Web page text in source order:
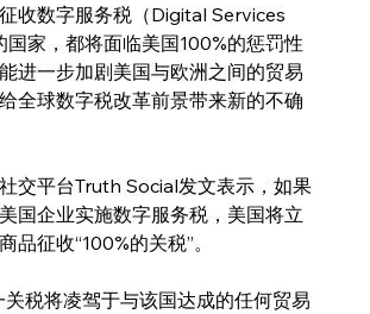
收数字服务税（Digital Services
国家，都将面临美国100%的惩罚性
进一步加剧美国与欧洲之间的贸易
全球数字税改革前景带来新的不确
交平台Truth Social发文表示，如果
国企业实施数字服务税，美国将立
品征收“100%的关税”。
关税将凌驾于与该国达成的任何贸易